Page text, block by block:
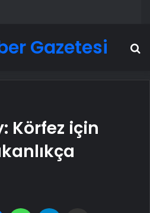
Gazetesi
Körfez için
MessengerWhatsApp